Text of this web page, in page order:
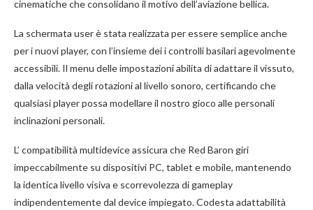
cinematiche che consolidano il motivo dell’aviazione bellica.
La schermata user è stata realizzata per essere semplice anche
per i nuovi player, con l’insieme dei i controlli basilari agevolmente
accessibili. Il menu delle impostazioni abilita di adattare il vissuto,
dalla velocità degli rotazioni al livello sonoro, certificando che
qualsiasi player possa modellare il nostro gioco alle personali
inclinazioni personali.
L’ compatibilità multidevice assicura che Red Baron giri
impeccabilmente su dispositivi PC, tablet e mobile, mantenendo
la identica livello visiva e scorrevolezza di gameplay
indipendentemente dal device impiegato. Codesta adattabilità